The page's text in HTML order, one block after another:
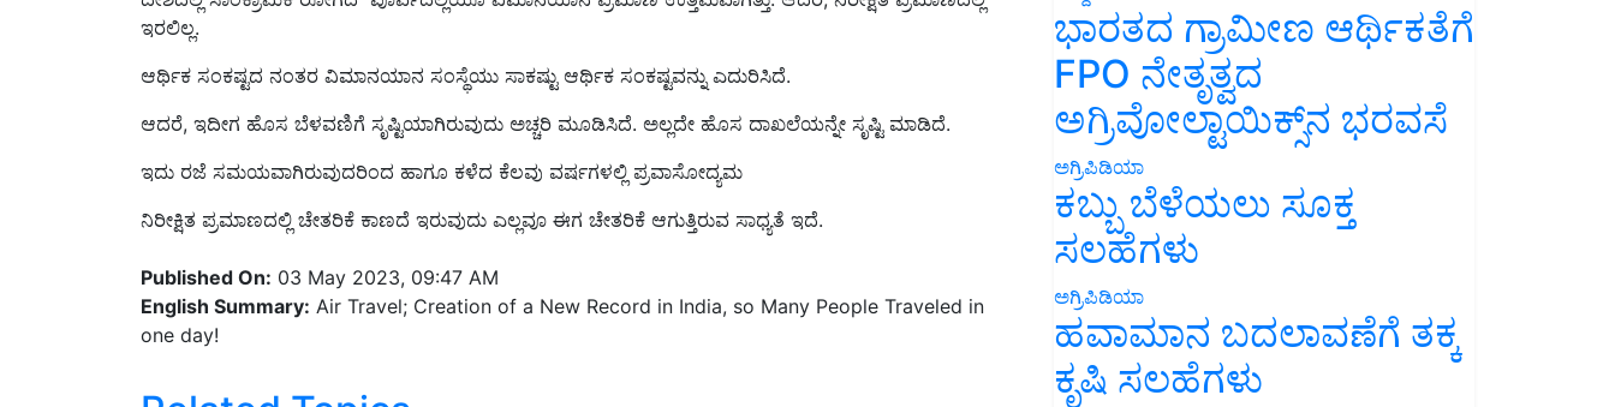
ಆರ್ಥಿಕ ಸಂಕಷ್ಟದ ನಂತರ ವಿಮಾನಯಾನ ಸಂಸ್ಥೆಯು ಸಾಕಷ್ಟು ಆರ್ಥಿಕ ಸಂಕಷ್ಟವನ್ನು ಎದುರಿಸಿದೆ.
ಆದರೆ, ಇದೀಗ ಹೊಸ ಬೆಳವಣಿಗೆ ಸೃಷ್ಟಿಯಾಗಿರುವುದು ಅಚ್ಚರಿ ಮೂಡಿಸಿದೆ. ಅಲ್ಲದೇ ಹೊಸ ದಾಖಲೆಯನ್ನೇ ಸೃಷ್ಟಿ ಮಾಡಿದೆ.
ಇದು ರಜೆ ಸಮಯವಾಗಿರುವುದರಿಂದ ಹಾಗೂ ಕಳೆದ ಕೆಲವು ವರ್ಷಗಳಲ್ಲಿ ಪ್ರವಾಸೋದ್ಯಮ
ನಿರೀಕ್ಷಿತ ಪ್ರಮಾಣದಲ್ಲಿ ಚೇತರಿಕೆ ಕಾಣದೆ ಇರುವುದು ಎಲ್ಲವೂ ಈಗ ಚೇತರಿಕೆ ಆಗುತ್ತಿರುವ ಸಾಧ್ಯತೆ ಇದೆ.
English Summary:Air Travel; Creation of a New Record in India, so Many People Traveled in
one day!
Related Topics
ಭಾರತದ ಗ್ರಾಮೀಣ ಆರ್ಥಿಕತೆಗೆ
FPO ನೇತೃತ್ವದ
ಅಗ್ರಿವೋಲ್ಟಾಯಿಕ್ಸ್‌ನ ಭರವಸೆ
ಅಗ್ರಿಪಿಡಿಯಾ
ಕಬ್ಬು ಬೆಳೆಯಲು ಸೂಕ್ತ
ಸಲಹೆಗಳು
ಅಗ್ರಿಪಿಡಿಯಾ
ಹವಾಮಾನ ಬದಲಾವಣೆಗೆ ತಕ್ಕ
ಕೃಷಿ ಸಲಹೆಗಳು